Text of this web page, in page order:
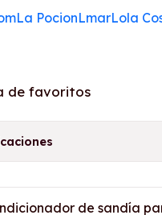
La PocionLmarLola
de favoritos
de sandía